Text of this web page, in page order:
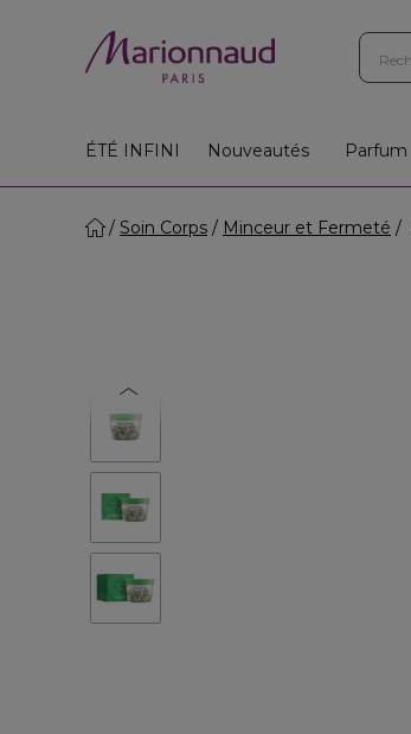
ÉTÉ INFINI Nouveautés Parfum
Soin Corps Minceur et Fermeté